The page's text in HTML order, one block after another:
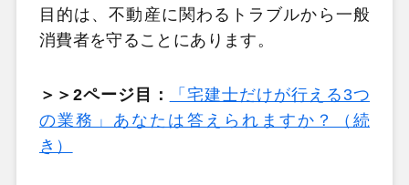
目的は、不動産に関わるトラブルから一般
消費者を守ることにあります。
＞＞2ページ目：
「宅建士だけが行える3つ
の業務」あなたは答えられますか？（続
き）